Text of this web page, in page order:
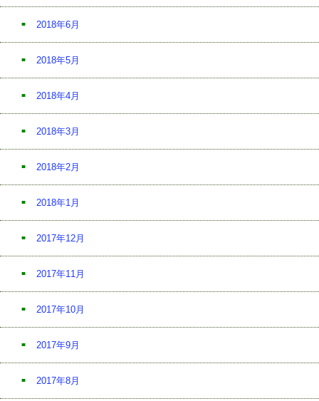
2018年6月
2018年5月
2018年4月
2018年3月
2018年2月
2018年1月
2017年12月
2017年11月
2017年10月
2017年9月
2017年8月